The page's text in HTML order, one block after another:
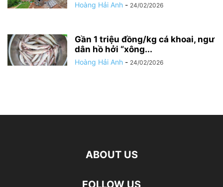
Hoàng Hải Anh - 24/02/2026
Gần 1 triệu đồng/kg cá khoai, ngư
dân hồ hởi “xông...
Hoàng Hải Anh - 24/02/2026
ABOUT US